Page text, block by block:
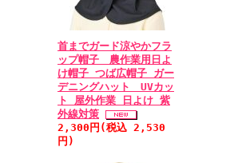
首までガード涼やかフラ
ップ帽子 農作業用日よ
け帽子 つば広帽子 ガー
デニングハット UVカッ
ト 屋外作業 日よけ 紫
外線対策
2,300円(税込 2,530
円)